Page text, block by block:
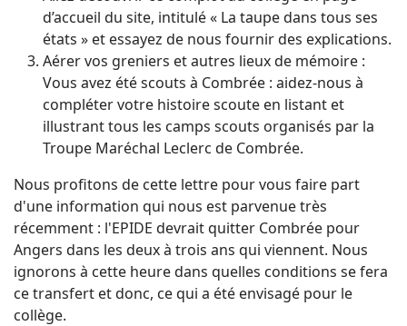
d’accueil du site, intitulé « La taupe dans tous ses
états » et essayez de nous fournir des explications.
Aérer vos greniers et autres lieux de mémoire :
Vous avez été scouts à Combrée : aidez-nous à
compléter votre histoire scoute en listant et
illustrant tous les camps scouts organisés par la
Troupe Maréchal Leclerc de Combrée.
Nous profitons de cette lettre pour vous faire part
d'une information qui nous est parvenue très
récemment : l'EPIDE devrait quitter Combrée pour
Angers dans les deux à trois ans qui viennent. Nous
ignorons à cette heure dans quelles conditions se fera
ce transfert et donc, ce qui a été envisagé pour le
collège.